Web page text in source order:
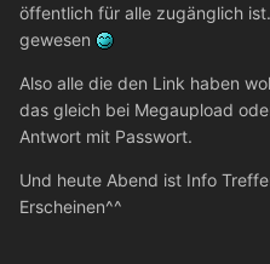
öffentlich für alle zugänglich
gewesen
Also alle die den Link haben
das gleich bei Megaupload
Antwort mit Passwort.
Und heute Abend ist Info
Erscheinen^^